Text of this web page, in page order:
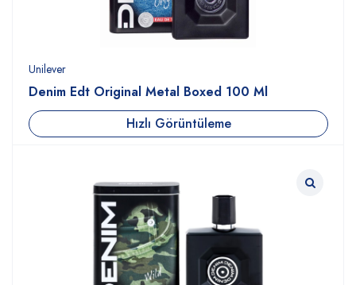
Unilever
Denim Edt Original Metal Boxed 100 Ml
Hızlı Görüntüleme